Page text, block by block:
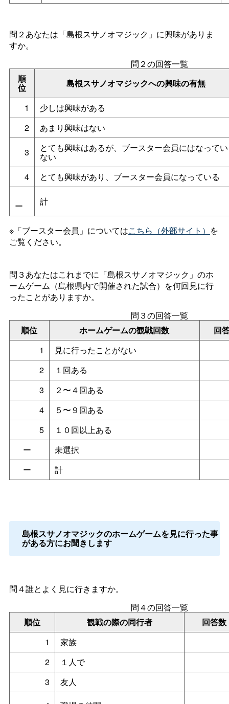
問２あなたは「島根スサノオマジック」に興味がありま
すか。
順
位 島根スサノオマジックへの興味の有無
問２の回答一覧
1
少しは興味がある
2
あまり興味はない
3 とても興味はあるが、ブースター会員にはなってい
ない
4
とても興味があり、ブースター会員になっている
ー 計
※「ブースター会員」についてはこちら（外部サイト） を
ご覧ください。
問３あなたはこれまでに「島根スサノオマジック」のホ
ームゲーム（島根県内で開催された試合）を何回見に行
ったことがありますか。
順位 ホームゲームの観戦回数 回
問３の回答一覧
1
見に行ったことがない
2
１回ある
3
２〜４回ある
4
５〜９回ある
5
１０回以上ある
ー
未選択
ー
計
島根スサノオマジックのホームゲームを見に行った事
がある方にお聞きします
問４誰とよく見に行きますか。
順位 観戦の際の同行者 回答数
問４の回答一覧
1
家族
2
１人で
3
友人